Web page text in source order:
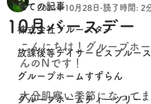
全ての記事
株式会社ブルースター
放課後等デイサービスブルー
グループホームすずらん
グループホームティーツリー
10月バースデー
2024年10月28日 読了時間: 2
こんにちは！グループホ
んのNです！
大分肌寒い季節になって